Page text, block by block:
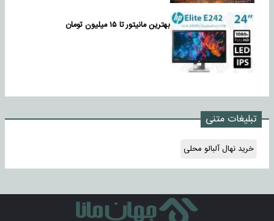
بهترین مانیتور تا ۱۵ میلیون تومان
تبلیغات متنی
خرید نهال آلبالو محلی